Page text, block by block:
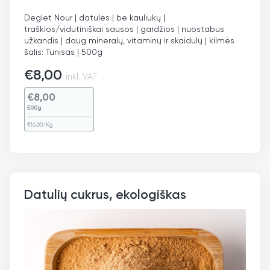
Deglet Nour | datulės | be kauliukų |
traškios/vidutiniškai sausos | gardžios | nuostabus
užkandis | daug mineralų, vitaminų ir skaidulų | kilmės
šalis: Tunisas | 500g
€8,00 inkl. VAT
€8,00
500g
€16,00/Kg
Datulių cukrus, ekologiškas